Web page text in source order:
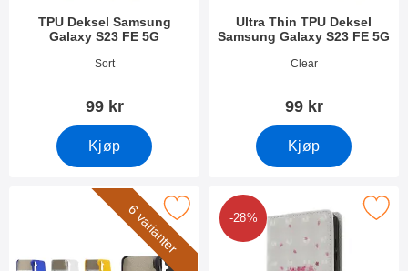
TPU Deksel Samsung
Galaxy S23 FE 5G
Varenummer 49485
Sort
99 kr
Kjøp
Ultra Thin TPU Deksel
Samsung Galaxy S23 FE 5G
Varenummer 49484
Clear
99 kr
Kjøp
6 varianter
hardcase Deksel Samsung Galaxy S23 FE 5G som favoritt
-28%
Merk designwallet Samsung